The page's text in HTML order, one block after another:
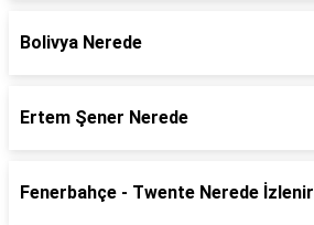
Bolivya Nerede
Ertem Şener Nerede
Fenerbahçe - Twente Nerede İzlenir